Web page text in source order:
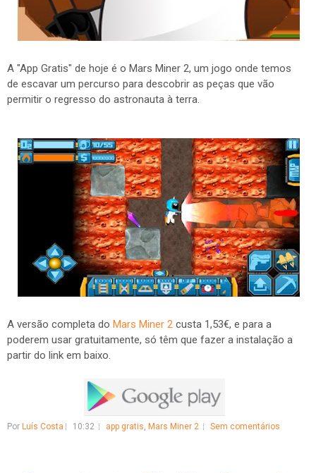
A "App Gratis" de hoje é o Mars Miner 2, um jogo onde temos
de escavar um percurso para descobrir as peças que vão
permitir o regresso do astronauta à terra.
A versão completa do Mars Miner 2 custa 1,53€, e para a
poderem usar gratuitamente, só têm que fazer a instalação a
partir do link em baixo.
Por Luís Costa 10:32 app gratis, Mars Miner 2 Sem comentários